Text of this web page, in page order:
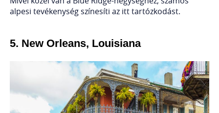
alpesi tevékenység színesíti az itt tartózkodást.
5. New Orleans, Louisiana